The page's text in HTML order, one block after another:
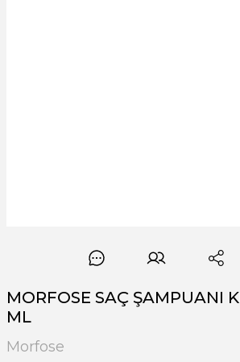
MORFOSE SAÇ ŞAMPUANI
ML
Morfose